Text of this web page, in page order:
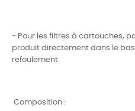
- Pour les filtres à cartouches,
produit directement dans le
refoulement
Composition :